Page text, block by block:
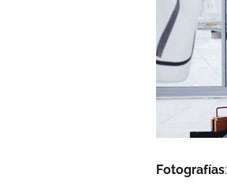
Fotografías: